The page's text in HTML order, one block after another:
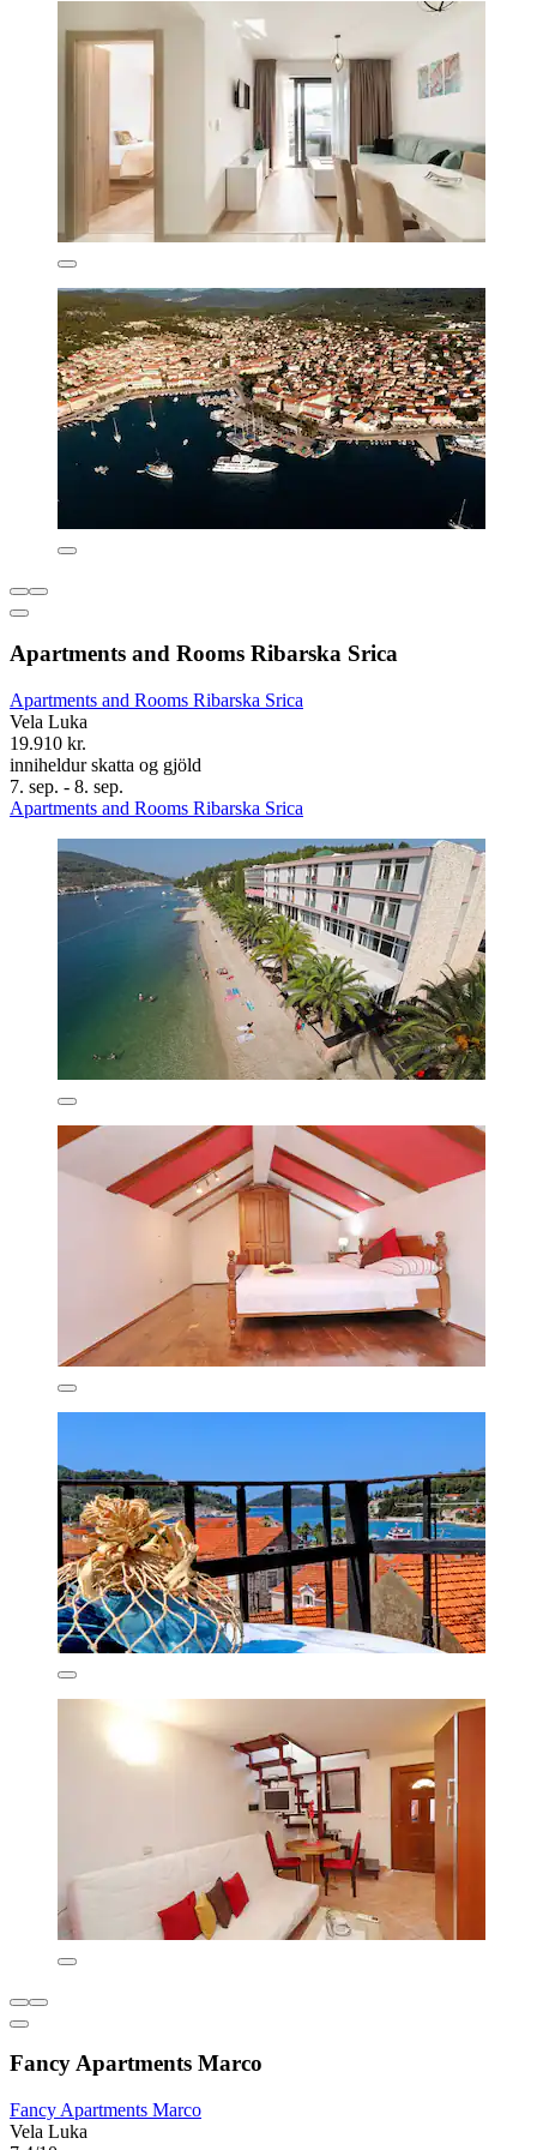
Apartments and Rooms Ribarska Srica
Apartments and Rooms Ribarska Srica
Vela Luka
19.910 kr.
inniheldur skatta og gjöld
7. sep. - 8. sep.
Apartments and Rooms Ribarska Srica
Fancy Apartments Marco
Fancy Apartments Marco
Vela Luka